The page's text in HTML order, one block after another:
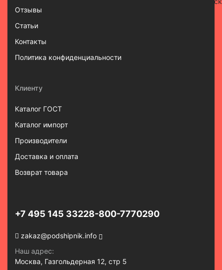
Отзывы
Статьи
Контакты
Политика конфиденциальности
Клиенту
Каталог ГОСТ
Каталог импорт
Производители
Доставка и оплата
Возврат товара
+7 495 145 33228-800-7770290
zakaz@podshipnik.info
Наш адрес:
Москва, Газгольдерная 12, стр 5